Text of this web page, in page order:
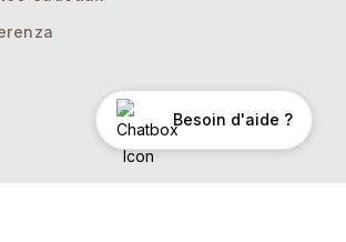
Besoin d'aide ?
préférences pour contrôler la manière dont